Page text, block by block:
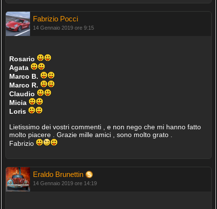
Fabrizio Pocci
14 Gennaio 2019 ore 9:15
Rosario
Agata
Marco B.
Marco R.
Claudio
Micia
Loris
Lietissimo dei vostri commenti , e non nego che mi hanno fatto
molto piacere . Grazie mille amici , sono molto grato .
Fabrizio
Eraldo Brunettin
14 Gennaio 2019 ore 14:19